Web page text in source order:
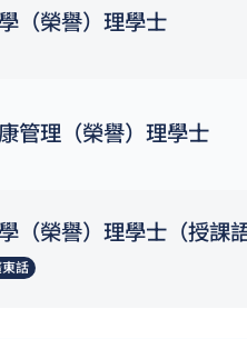
（榮譽）理學士
管理（榮譽）理學士
（榮譽）理學士（授課
東話